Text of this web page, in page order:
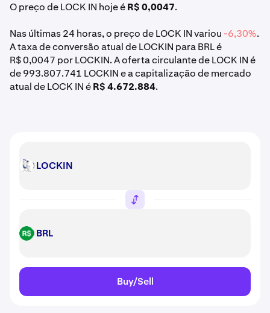
O preço de LOCK IN hoje éR$ 0,0047.
Nas últimas 24 horas, o preço de LOCK IN variou-6,30%.
A taxa de conversão atual de LOCKIN para BRL é
R$ 0,0047 por LOCKIN. A oferta circulante de LOCK IN é
de 993.807.741 LOCKIN e a capitalização de mercado
atual de LOCK IN éR$ 4.672.884.
LOCKIN LOCKIN
BRL BRL
Buy/Sell